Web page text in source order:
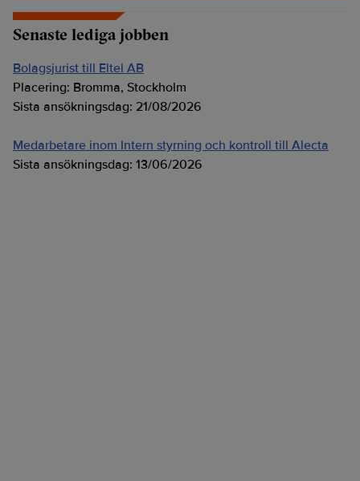
Senaste lediga jobben
Bolagsjurist till Eltel AB
Placering: Bromma, Stockholm
Sista ansökningsdag: 21/08/2026
Medarbetare inom Intern styrning och kontroll till Alecta
Sista ansökningsdag: 13/06/2026